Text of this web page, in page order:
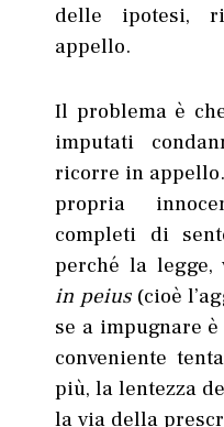
delle ipotesi,
appello.
Il problema è
imputati
ricorre in
propria
completi di
perché la legge,
in peius(cioè
se a impugnare
conveniente
più, la lentezza
la via della